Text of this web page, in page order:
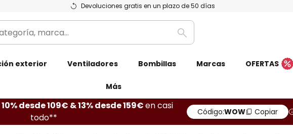
Devoluciones gratis en un plazo de 50 días
Buscar
exterior Ventiladores Bombillas Marcas OFERTAS
Más
10% desde 109€ & 13% desde 159€en casi
todo**
Código:WOW Copiar